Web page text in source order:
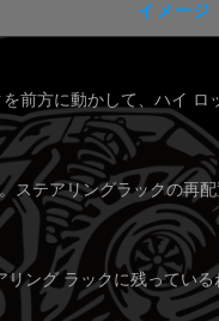
イメージ
前方に動かして、ハイ ロ
ステアリングラックの再
ング ラックに残ってい